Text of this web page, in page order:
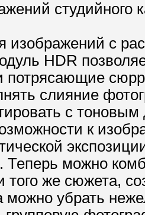
изображений с
HDR
потрясающие
слияние
с
к
можно
того же сюжета,
можно убрать